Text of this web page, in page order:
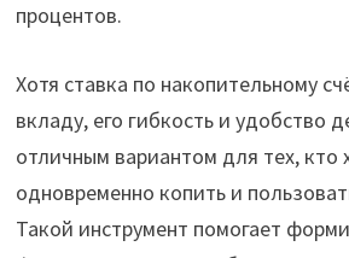
процентов.
Хотя ставка по накопительному
вкладу, его гибкость и удобство
отличным вариантом для тех, кто
одновременно копить и
Такой инструмент помогает